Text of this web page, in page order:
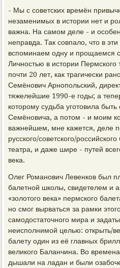
- Мы с советских времён
незаменимых в истории нет и
важна. На самом деле - и
неправда. Так совпало, что в
вспоминаем одну и прощаемся
Личностью в истории
почти 20 лет, как трагически
Семёнович Арнопольский,
тяжелейшие 1990-е годы; а
которому судьба уготовила
Семёновича, а потом - и моим
важнейшем, мне кажется, деле
русского/советского/
театра, и даже шире - путей
века.
Олег Романович Левенков был
балетной школы, свидетелем и
«золотого века» пермского
но смог вырваться за рамки
самодостаточного мира и
неисполнимой целью: открыть/
балету один из её главных
великого Баланчина. Во
дышали на ладан и были